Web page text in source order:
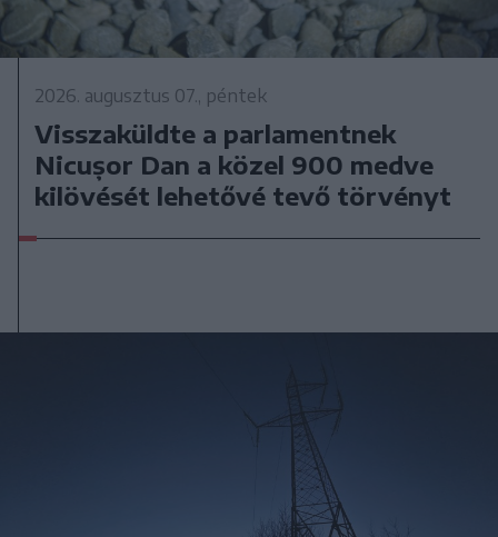
2026. augusztus 07., péntek
Visszaküldte a parlamentnek
Nicușor Dan a közel 900 medve
kilövését lehetővé tevő törvényt